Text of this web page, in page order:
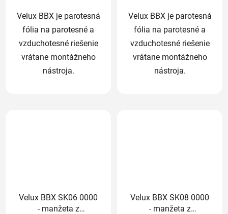
Velux BBX je parotesná
fólia na parotesné a
vzduchotesné riešenie
vrátane montážneho
nástroja.
Velux BBX je parotesná
fólia na parotesné a
vzduchotesné riešenie
vrátane montážneho
nástroja.
Velux BBX SK06 0000
- manžeta z
Velux BBX SK08 0000
- manžeta z